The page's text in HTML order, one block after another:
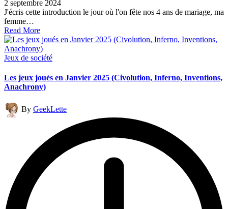
2 septembre 2024
J'écris cette introduction le jour où l'on fête nos 4 ans de mariage, ma
femme…
Read More
Posted
Jeux de société
Les jeux joués en Janvier 2025 (Civolution, Inferno, Inventions,
Anachrony)
Posted
by
By GeekLette